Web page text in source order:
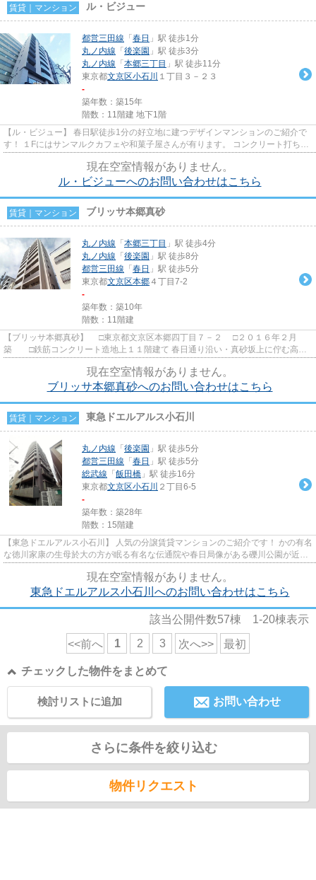
賃貸｜マンション ル・ビジュー
都営三田線 「 春日 」駅 徒歩1分
丸ノ内線 「 後楽園 」駅 徒歩3分
丸ノ内線 「 本郷三丁目 」駅 徒歩11分
東京都文京区小石川 １丁目３－２３
-
築年数：築15年
階数：11階建 地下1階
【ル・ビジュー】 春日駅徒歩1分の好立地に建つデザインマンションのご紹介で
す！ １Fにはサンマルクカフェや和菓子屋さんが有ります。 コンクリート打ちっ
現在空室情報がありません。
ル・ビジューへのお問い合わせはこちら
賃貸｜マンション ブリッサ本郷真砂
丸ノ内線 「 本郷三丁目 」駅 徒歩4分
丸ノ内線 「 後楽園 」駅 徒歩8分
都営三田線 「 春日 」駅 徒歩5分
東京都文京区本郷 ４丁目7-2
-
築年数：築10年
階数：11階建
【ブリッサ本郷真砂】 □東京都文京区本郷四丁目７－２ □２０１６年２月
築 □鉄筋コンクリート造地上１１階建て 春日通り沿い・真砂坂上に佇む高級
現在空室情報がありません。
ブリッサ本郷真砂へのお問い合わせはこちら
賃貸｜マンション 東急ドエルアルス小石川
丸ノ内線 「 後楽園 」駅 徒歩5分
都営三田線 「 春日 」駅 徒歩5分
総武線 「 飯田橋 」駅 徒歩16分
東京都文京区小石川 ２丁目6-5
-
築年数：築28年
階数：15階建
【東急ドエルアルス小石川】 人気の分譲賃貸マンションのご紹介です！ かの有名
な徳川家康の生母於大の方が眠る有名な伝通院や春日局像がある礫川公園が近く
現在空室情報がありません。
東急ドエルアルス小石川へのお問い合わせはこちら
該当公開件数57棟 1-20棟表示
<<前へ 1 2 3 次へ>> 最初
チェックした物件をまとめて
お問い合わせ
検討リストに追加
さらに条件を絞り込む
物件リクエスト